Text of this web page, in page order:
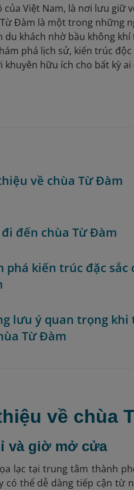
của Việt Nam, là nơi lưu giữ
Đàm là một trong những
du khách nhờ bầu không
phá lịch sử, kiến trúc
khuyên hữu ích cho bất kỳ
về chùa Từ Đàm
đi đến chùa Từ Đàm
phá kiến trúc đặc sắc
lưu ý quan trọng khi
Từ Đàm
về chùa
và giờ mở cửa
lạc tại trung tâm thành
có thể dễ dàng tiếp cận từ